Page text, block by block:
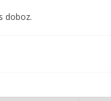
doboz.